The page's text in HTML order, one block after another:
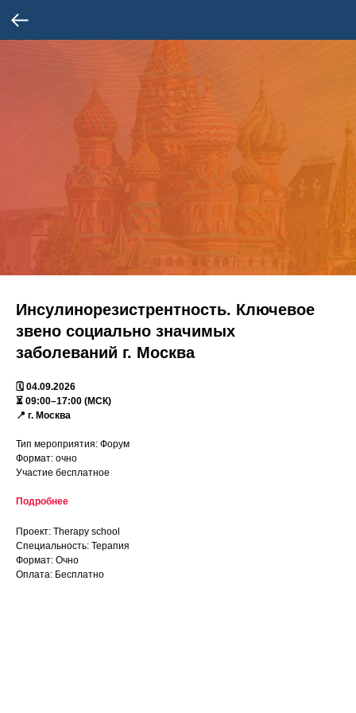
Инсулинорезистрентность. Ключевое
звено социально значимых
заболеваний г. Москва
🗓️ 04.09.2026
⏳ 09:00–17:00 (МСК)
📍 г. Москва
Тип мероприятия: Форум
Формат: очно
Участие бесплатное
Подробнее
Проект: Therapy school
Специальность: Терапия
Формат: Очно
Оплата: Бесплатно